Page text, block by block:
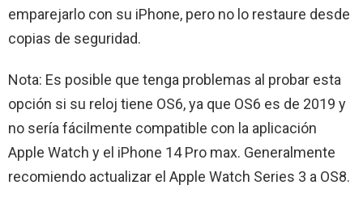
emparejarlo con su iPhone, pero no lo restaure desde
copias de seguridad.
Nota: Es posible que tenga problemas al probar esta
opción si su reloj tiene OS6, ya que OS6 es de 2019 y
no sería fácilmente compatible con la aplicación
Apple Watch y el iPhone 14 Pro max. Generalmente
recomiendo actualizar el Apple Watch Series 3 a OS8.